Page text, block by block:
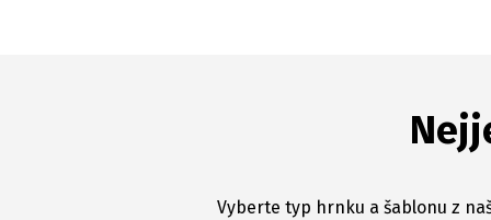
Vyberte typ hrnku a šablonu z